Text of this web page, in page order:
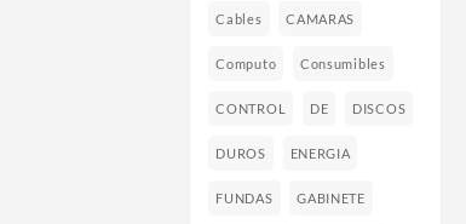
Cables CAMARAS
Computo Consumibles
CONTROL DE DISCOS
DUROS ENERGIA
FUNDAS GABINETE